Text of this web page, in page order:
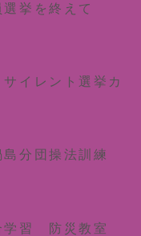
挙を終えて
イレント選挙カ
分団操法訓練
学習 防災教室